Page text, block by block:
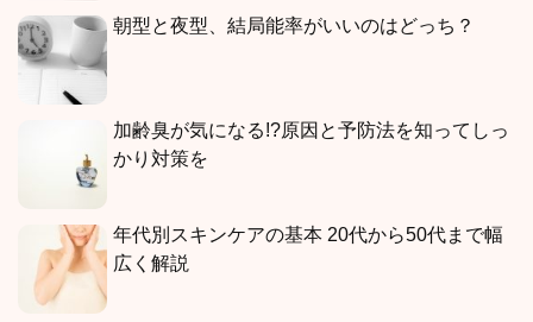
朝型と夜型、結局能率がいいのはどっち？
加齢臭が気になる!?原因と予防法を知ってしっ
かり対策を
年代別スキンケアの基本 20代から50代まで幅
広く解説